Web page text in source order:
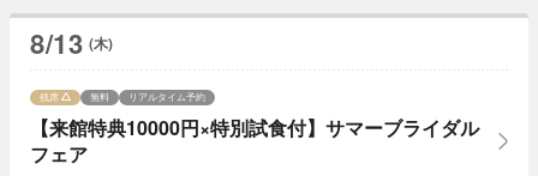
8/13 (木)
【来館特典10000円×特別試食付】サマーブライダル
フェア
残席 無料 リアルタイム予約